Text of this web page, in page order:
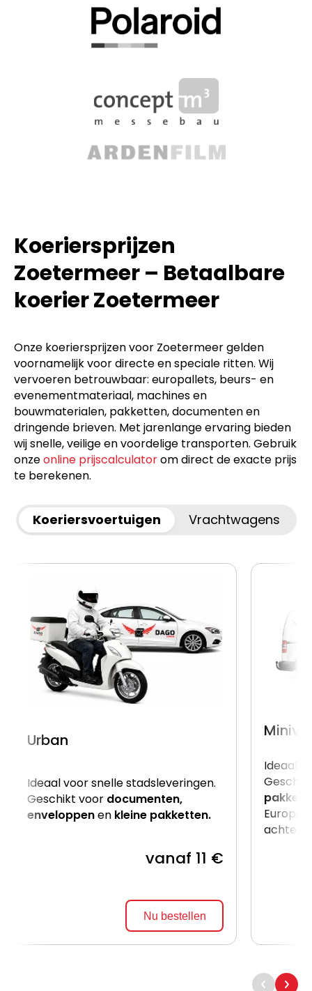
Koeriersprijzen
Zoetermeer – Betaalbare
koerier Zoetermeer
Onze koeriersprijzen voor Zoetermeer gelden
voornamelijk voor directe en speciale ritten. Wij
vervoeren betrouwbaar: europallets, beurs- en
evenementmateriaal, machines en
bouwmaterialen, pakketten, documenten en
dringende brieven. Met jarenlange ervaring bieden
wij snelle, veilige en voordelige transporten. Gebruik
onzeonline prijscalculatorom direct de exacte prijs
te berekenen.
Koeriersvoertuigen Vrachtwagens
Urban
Ideaal voor snelle stadsleveringen.
Geschikt voor documenten,
enveloppenen kleine pakketten.
vanaf 11 €
Nu bestellen
Ideaal